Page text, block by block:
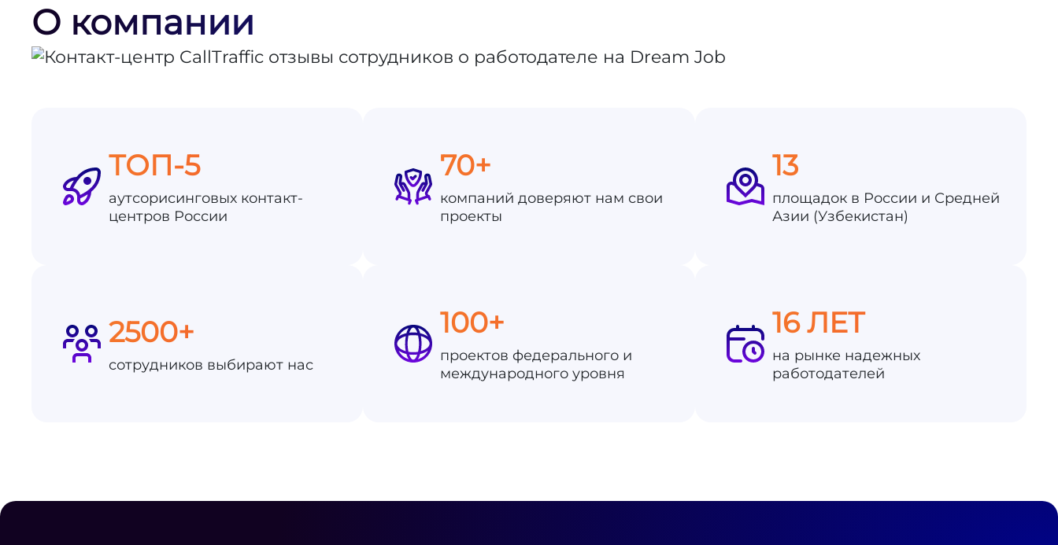
О компании
ТОП-5
аутсорисинговых контакт-
центров России
70+
компаний доверяют нам свои
проекты
13
площадок в России и Средней
Азии (Узбекистан)
2500+
сотрудников выбирают нас
100+
проектов федерального и
международного уровня
16 ЛЕТ
на рынке надежных
работодателей